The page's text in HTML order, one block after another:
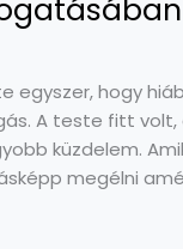
egyszer, hogy
A teste fitt volt,
küzdelem.
megélni